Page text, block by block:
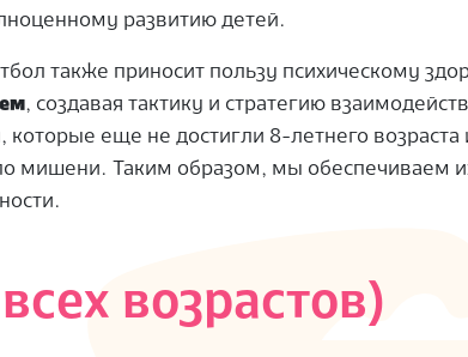
развитию детей.
также приносит пользу психическому
, создавая тактику и стратегию
еще не достигли 8-летнего
мишени. Таким образом, мы обеспечиваем
возрастов)